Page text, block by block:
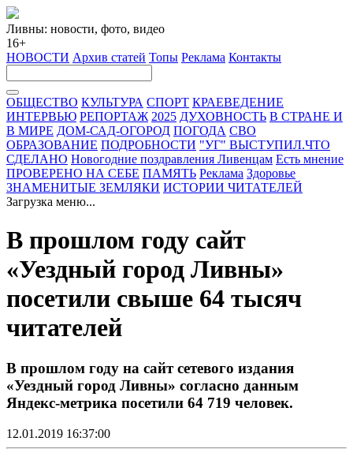
Ливны: новости, фото, видео
16+
НОВОСТИ Архив статей Топы Реклама Контакты
ОБЩЕСТВО КУЛЬТУРА СПОРТ КРАЕВЕДЕНИЕ
ИНТЕРВЬЮ РЕПОРТАЖ 2025 ДУХОВНОСТЬ В СТРАНЕ И
В МИРЕ ДОМ-САД-ОГОРОД ПОГОДА СВО
ОБРАЗОВАНИЕ ПОДРОБНОСТИ "УГ" ВЫСТУПИЛ.ЧТО
СДЕЛАНО Новогодние поздравления Ливенцам Есть мнение
ПРОВЕРЕНО НА СЕБЕ ПАМЯТЬ Реклама Здоровье
ЗНАМЕНИТЫЕ ЗЕМЛЯКИ ИСТОРИИ ЧИТАТЕЛЕЙ
Загрузка меню...
В прошлом году сайт
«Уездный город Ливны»
посетили свыше 64 тысяч
читателей
В прошлом году на сайт сетевого издания
«Уездный город Ливны» согласно данным
Яндекс-метрика посетили 64 719 человек.
12.01.2019 16:37:00